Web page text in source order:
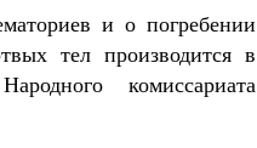
и о погребении
тел производится в
комиссариата